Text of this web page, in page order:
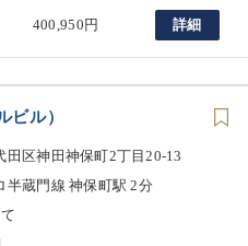
400,950円 詳細
ル）
田区神田神保町2丁目20-13
半蔵門線 神保町駅 2分